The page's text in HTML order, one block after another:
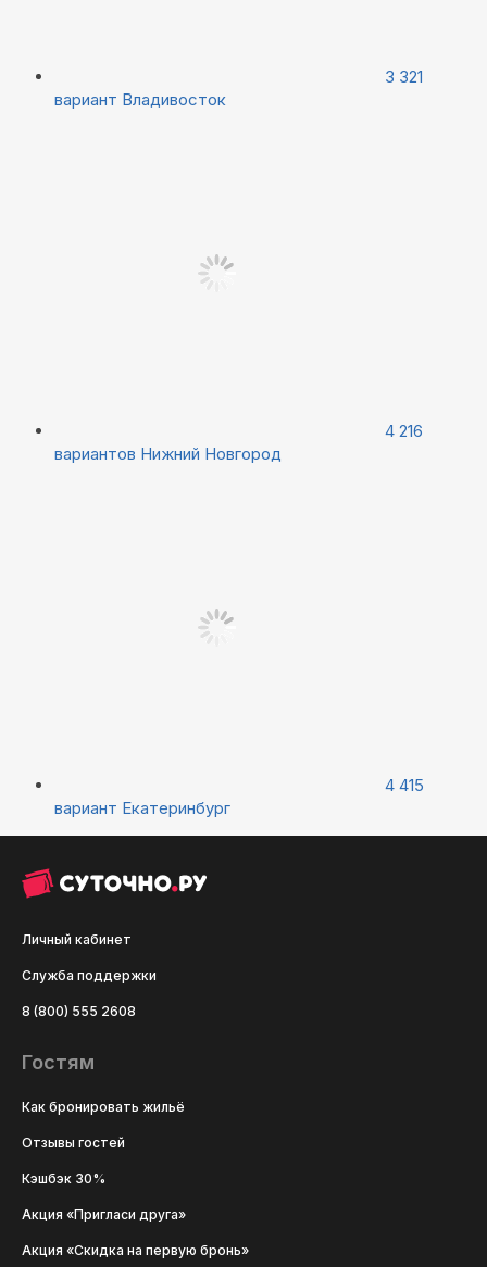
3 321
вариант Владивосток
4 216
вариантов Нижний Новгород
4 415
вариант Екатеринбург
Личный кабинет
Служба поддержки
8 (800) 555 2608
Гостям
Как бронировать жильё
Отзывы гостей
Кэшбэк 30%
Акция «Пригласи друга»
Акция «Скидка на первую бронь»